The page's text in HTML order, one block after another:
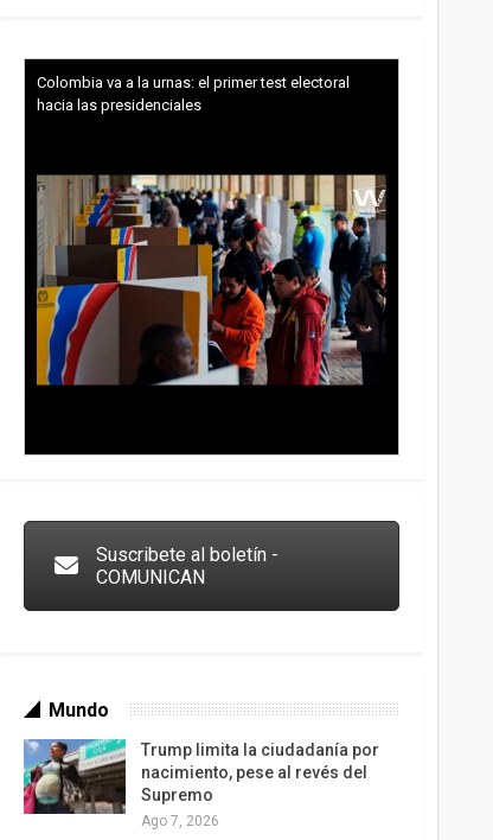
Colombia va a la urnas: el primer test electoral
hacia las presidenciales
Suscribete al boletín -
COMUNICAN
Mundo
Trump limita la ciudadanía por
nacimiento, pese al revés del
Supremo
Ago 7, 2026